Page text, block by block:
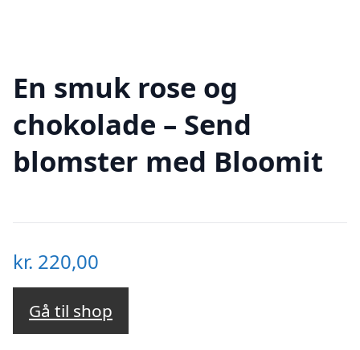
En smuk rose og
chokolade – Send
blomster med Bloomit
kr. 220,00
Gå til shop